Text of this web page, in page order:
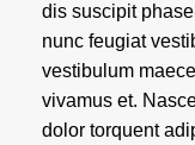
dis suscipit
nunc feugiat
vestibulum
vivamus et.
dolor torquent